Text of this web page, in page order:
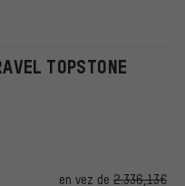
TOPSTONE
en vez de 2.336,13€